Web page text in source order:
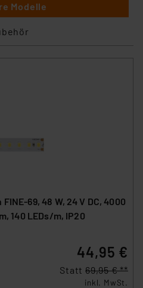
Modelle
69, 48 W, 24 V DC, 4000
140 LEDs/m, IP20
44,95 €
Statt 69,95 € **
inkl. MwSt.